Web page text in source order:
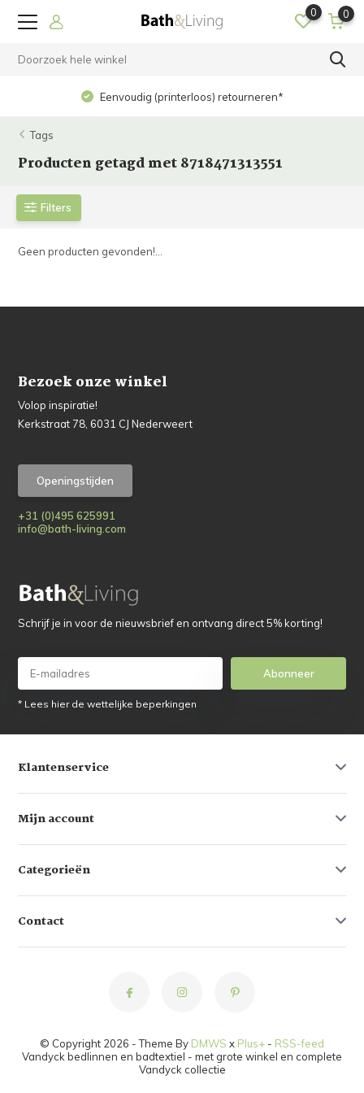
0 0
Eenvoudig (printerloos) retourneren*
Tags
Producten getagd met 8718471313551
Filters
Geen producten gevonden!...
Bezoek onze winkel
Volop inspiratie!
Kerkstraat 78, 6031 CJ Nederweert
Openingstijden
+31 (0)495 625991
info@bath-living.com
Schrijf je in voor de nieuwsbrief en ontvang direct 5% korting!
Abonneer
* Lees hier de wettelijke beperkingen
Klantenservice
Mijn account
Categorieën
Contact
© Copyright 2026 - Theme By DMWS x Plus+ - RSS-feed
Vandyck bedlinnen en badtextiel - met grote winkel en complete
Vandyck collectie